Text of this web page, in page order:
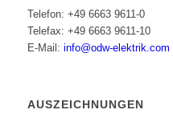
Telefon: +49 6663 9611-0
Telefax: +49 6663 9611-10
E-Mail: info@odw-elektrik.com
AUSZEICHNUNGEN